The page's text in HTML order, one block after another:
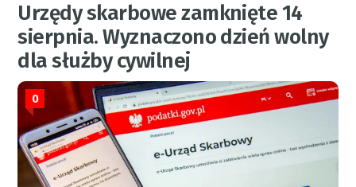
Urzędy skarbowe zamknięte 14
sierpnia. Wyznaczono dzień wolny
dla służby cywilnej
0